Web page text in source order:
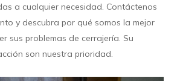
a cualquier necesidad. Contáctenos
y descubra por qué somos la mejor
sus problemas de cerrajería. Su
son nuestra prioridad.